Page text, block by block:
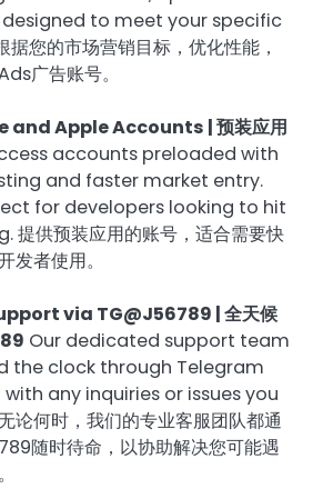
to meet your specific
您的市场营销目标，优化性能，
广告账号。
Apple Accounts | 预装应用
accounts preloaded with
and faster market entry.
for developers looking to hit
供预装应用的账号，适合需要快
发者使用。
via TG@J56789 | 全天候
Our dedicated support team
the clock through Telegram
any inquiries or issues you
何时，我们的专业客服团队都通
随时待命，以协助解决您可能遇